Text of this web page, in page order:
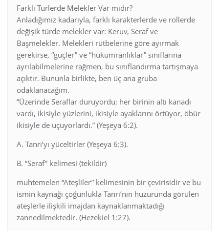
Farklı Türlerde Melekler Var mıdır?
Anladığımız kadarıyla, farklı karakterlerde ve rollerde
değişik türde melekler var: Keruv, Seraf ve
Başmelekler. Melekleri rütbelerine göre ayırmak
gerekirse, “güçler” ve “hükümranlıklar” sınıflarına
ayrılabilmelerine rağmen, bu sınıflandırma tartışmaya
açıktır. Bununla birlikte, ben üç ana gruba
odaklanacağım.
“Üzerinde Seraflar duruyordu; her birinin altı kanadı
vardı, ikisiyle yüzlerini, ikisiyle ayaklarını örtüyor, öbür
ikisiyle de uçuyorlardı.” (Yeşeya 6:2).
A. Tanrı’yı yüceltirler (Yeşeya 6:3).
B. “Seraf” kelimesi (tekildir)
muhtemelen “Ateşliler” kelimesinin bir çevirisidir ve bu
ismin kaynağı çoğunlukla Tanrı’nın huzurunda görülen
ateşlerle ilişkili imajdan kaynaklanmaktadığı
zannedilmektedir. (Hezekiel 1:27).